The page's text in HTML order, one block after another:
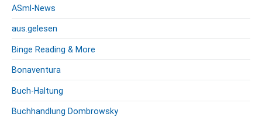
ASml-News
aus.gelesen
Binge Reading & More
Bonaventura
Buch-Haltung
Buchhandlung Dombrowsky